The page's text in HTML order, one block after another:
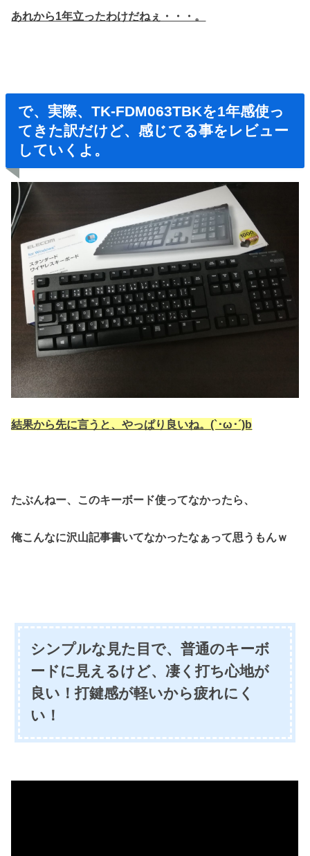
あれから1年立ったわけだねぇ・・・。
で、実際、TK-FDM063TBKを1年感使っ
てきた訳だけど、感じてる事をレビュー
していくよ。
結果から先に言うと、やっぱり良いね。(`･ω･´)b
たぶんねー、このキーボード使ってなかったら、
俺こんなに沢山記事書いてなかったなぁって思うもんｗ
シンプルな見た目で、普通のキーボ
ードに見えるけど、凄く打ち心地が
良い！打鍵感が軽いから疲れにく
い！